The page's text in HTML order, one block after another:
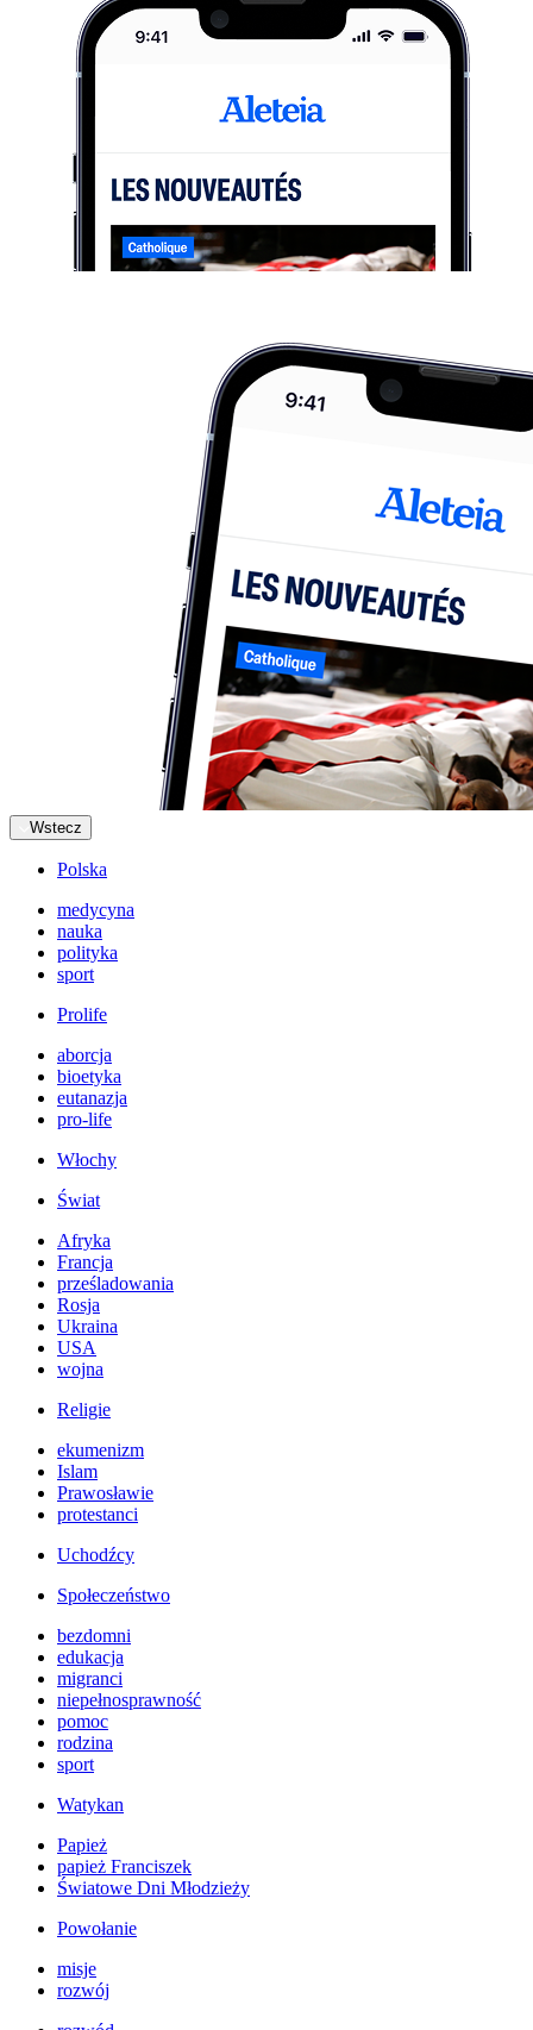
Wstecz
Polska
medycyna
nauka
polityka
sport
Prolife
aborcja
bioetyka
eutanazja
pro-life
Włochy
Świat
Afryka
Francja
prześladowania
Rosja
Ukraina
USA
wojna
Religie
ekumenizm
Islam
Prawosławie
protestanci
Uchodźcy
Społeczeństwo
bezdomni
edukacja
migranci
niepełnosprawność
pomoc
rodzina
sport
Watykan
Papież
papież Franciszek
Światowe Dni Młodzieży
Powołanie
misje
rozwój